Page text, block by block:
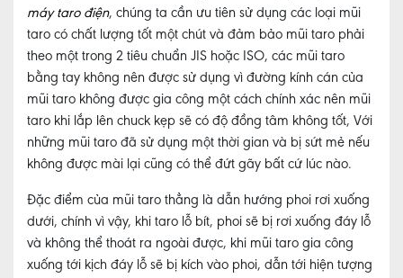
máy taro điện, chúng ta cần ưu tiên sử dụng các loại mũi
taro có chất lượng tốt một chút và đảm bảo mũi taro phải
theo một trong 2 tiêu chuẩn JIS hoặc ISO, các mũi taro
bằng tay không nên được sử dụng vì đường kính cán của
mũi taro không được gia công một cách chính xác nên mũi
taro khi lắp lên chuck kẹp sẽ có độ đồng tâm không tốt, Với
những mũi taro đã sử dụng một thời gian và bị sứt mẻ nếu
không được mài lại cũng có thể đứt gãy bất cứ lúc nào.
Đặc điểm của mũi taro thẳng là dẫn hướng phoi rơi xuống
dưới, chính vì vậy, khi taro lỗ bít, phoi sẽ bị rơi xuống đáy lỗ
và không thể thoát ra ngoài được, khi mũi taro gia công
xuống tới kịch đáy lỗ sẽ bị kích vào phoi, dẫn tới hiện tượng